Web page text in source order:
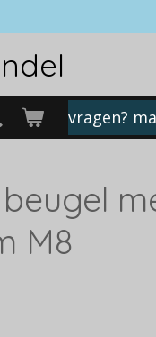
vragen?
M8